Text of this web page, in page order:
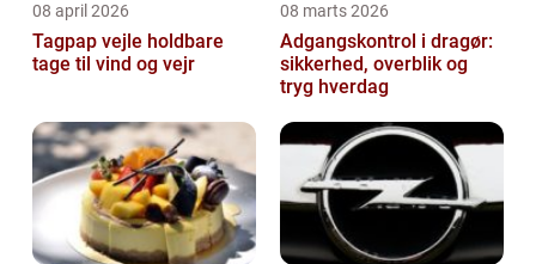
08 april 2026
Tagpap vejle holdbare
tage til vind og vejr
08 marts 2026
Adgangskontrol i dragør:
sikkerhed, overblik og
tryg hverdag